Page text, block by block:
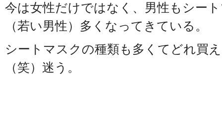
今は女性だけではなく、男性もシー
（若い男性）多くなってきている。
シートマスクの種類も多くてどれ買
（笑）迷う。